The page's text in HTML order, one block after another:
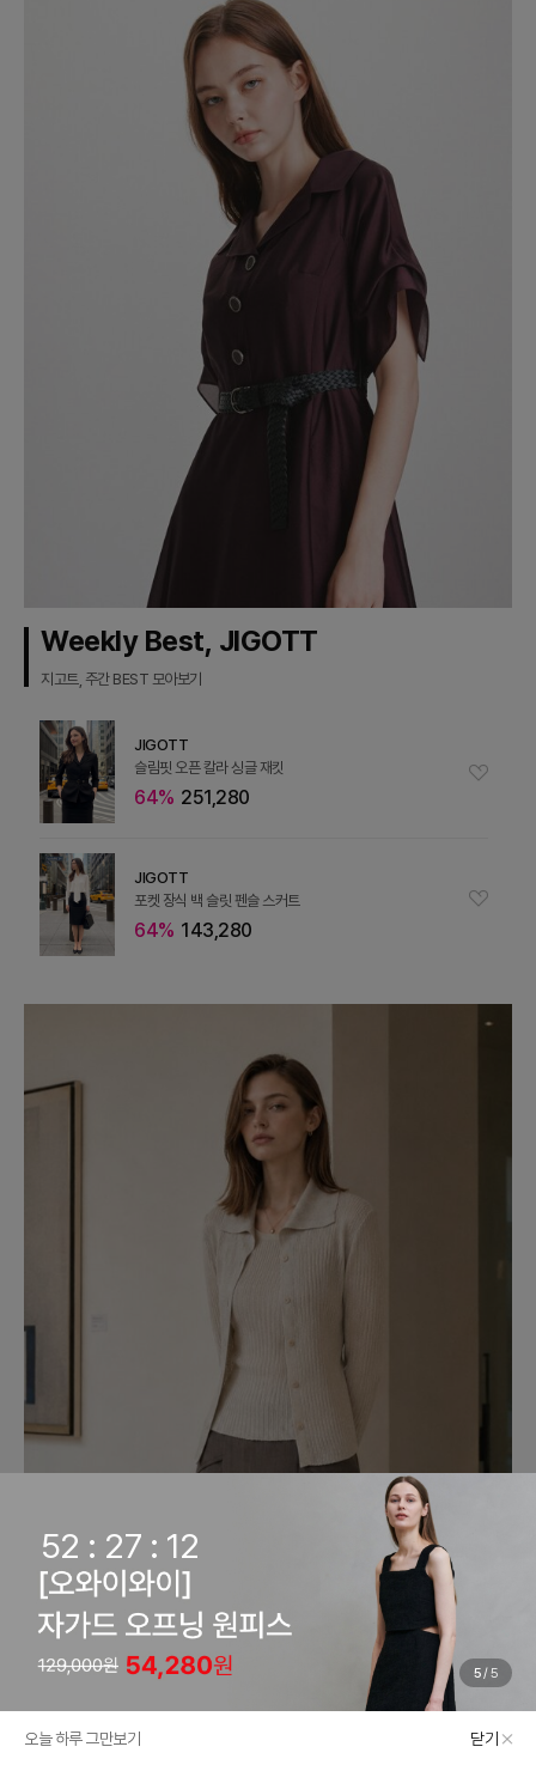
1/5
오늘 하루 그만보기 닫기
Weekly Best, JIGOTT
지고트, 주간 BEST 모아보기
JIGOTT
슬림핏 오픈 칼라 싱글 재킷
64% 251,280
JIGOTT
포켓 장식 백 슬릿 펜슬 스커트
64% 143,280
PRE-FALL PREVIEW
카테고리 최근본상품